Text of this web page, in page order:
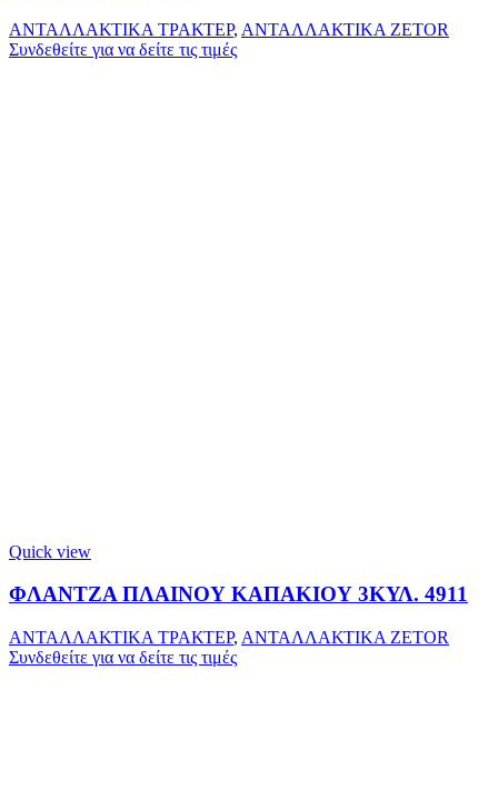
ΑΝΤΑΛΛΑΚΤΙΚΑ ΤΡΑΚΤΕΡ, ΑΝΤΑΛΛΑΚΤΙΚΑ ZETOR
Συνδεθείτε για να δείτε τις τιμές
Quick view
ΦΛΑΝΤΖΑ ΠΛΑΙΝΟΥ ΚΑΠΑΚΙΟΥ 3ΚΥΛ. 4911
ΑΝΤΑΛΛΑΚΤΙΚΑ ΤΡΑΚΤΕΡ, ΑΝΤΑΛΛΑΚΤΙΚΑ ZETOR
Συνδεθείτε για να δείτε τις τιμές